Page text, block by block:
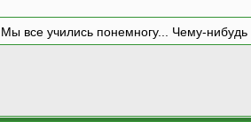
Мы все учились понемногу... Чему-нибудь